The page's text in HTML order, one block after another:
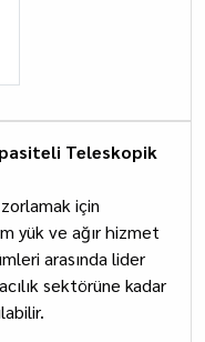
Teleskopik
için
yük ve ağır hizmet
arasında lider
sektörüne kadar